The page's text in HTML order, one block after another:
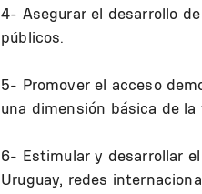
4- Asegurar el desarrollo
públicos.
5- Promover el acceso
una dimensión básica de la
6- Estimular y desarrollar
Uruguay, redes